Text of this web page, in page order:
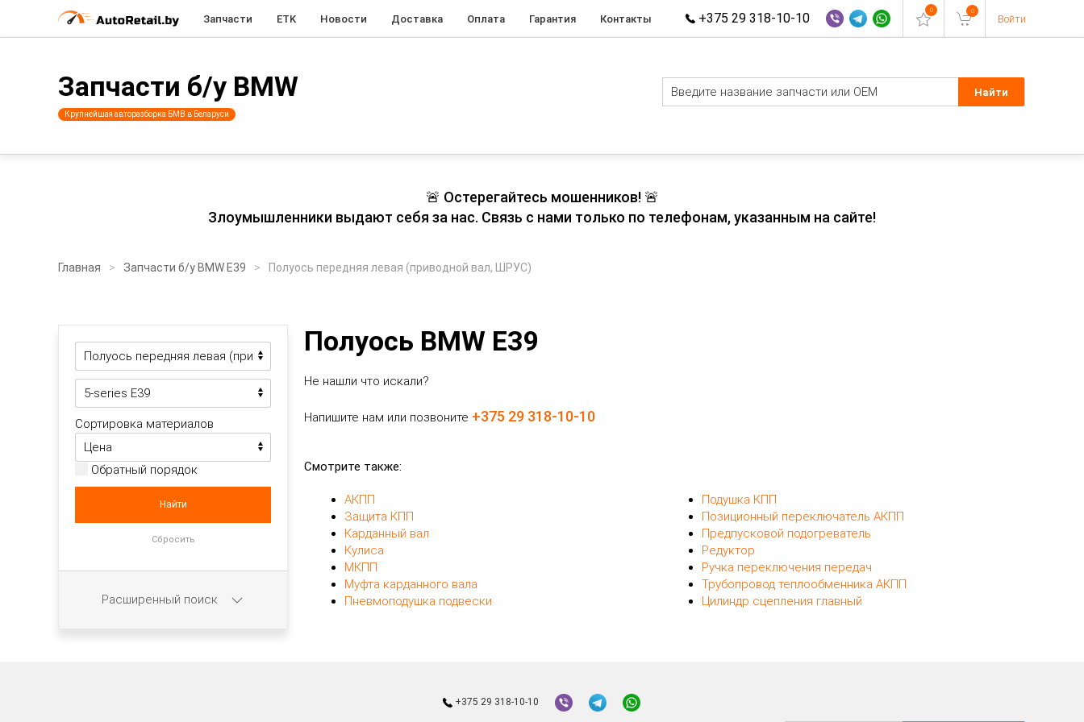
Запчасти ETK Новости Доставка Оплата Гарантия Контакты +375 29 318-10-10 0 0
Войти
Запчасти б/у BMW
Крупнейшая авторазборка БМВ в Беларуси
🚨 Остерегайтесь мошенников! 🚨
Злоумышленники выдают себя за нас. Связь с нами только по телефонам, указанным на сайте!
Главная Запчасти б/у BMW E39 Полуось передняя левая (приводной вал, ШРУС)
Полуось BMW E39
Не нашли что искали?
Напишите нам или позвоните +375 29 318-10-10
Смотрите также:
АКПП
Защита КПП
Карданный вал
Кулиса
МКПП
Муфта карданного вала
Пневмоподушка подвески
Подушка КПП
Позиционный переключатель АКПП
Предпусковой подогреватель
Редуктор
Ручка переключения передач
Трубопровод теплообменника АКПП
Цилиндр сцепления главный
Сортировка материалов
Обратный порядок
Расширенный поиск
+375 29 318-10-10